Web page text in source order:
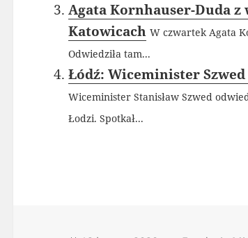
Agata Kornhauser-Duda
Katowicach W czwartek Agata
Odwiedziła tam...
Łódź: Wiceminister
Wiceminister Stanisław Szwed
Łodzi. Spotkał...